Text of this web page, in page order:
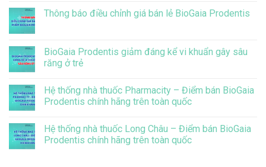
luận
ở
men
vi
sinh
đến
điều
này
Thông báo điều chỉnh giá bán lẻ BioGaia Prodentis
luận
ở
Thông
chỉnh
giá
bán
Prodentis
BioGaia Prodentis giảm đáng kể vi khuẩn gây sâu
răng ở trẻ
bình
luận
ở
giảm
đáng
kể
Hệ thống nhà thuốc Pharmacity – Điểm bán BioGaia
Prodentis chính hãng trên toàn quốc
bình
luận
ở
Hệ thống nhà thuốc Long Châu – Điểm bán BioGaia
Prodentis chính hãng trên toàn quốc